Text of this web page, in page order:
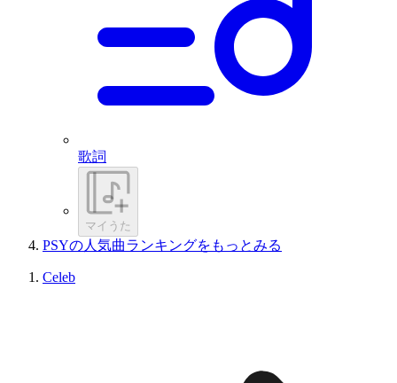
歌詞
マイうた
PSYの人気曲ランキングをもっとみる
Celeb